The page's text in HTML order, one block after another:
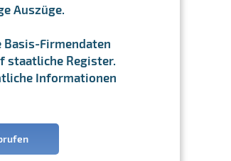
Auszüge.
Firmendaten
staatliche Register.
Informationen